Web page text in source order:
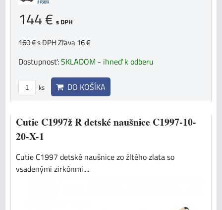
144 € s DPH
160 €s DPHZľava 16 €
Dostupnosť:SKLADOM - ihneď k odberu
ks DO KOŠÍKA
Cutie C1997ž R detské naušnice C1997-10-
20-X-1
Cutie C1997 detské naušnice zo žltého zlata so
vsadenými zirkónmi....